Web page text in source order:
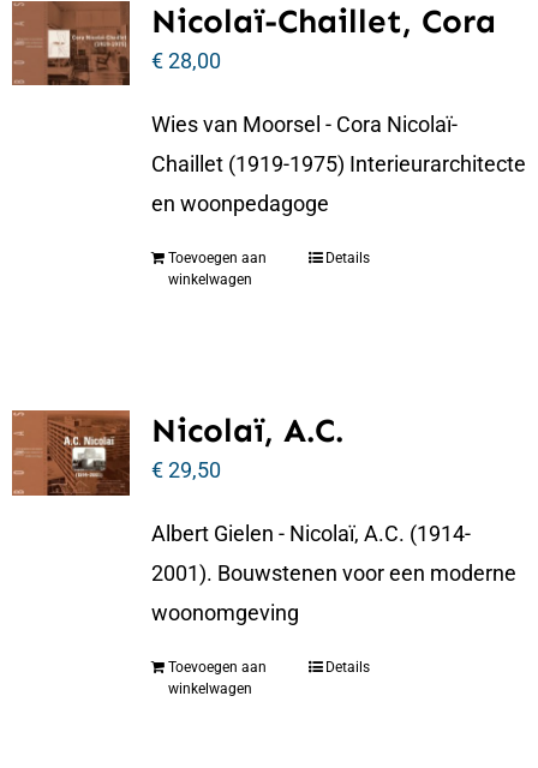
Nicolaï-Chaillet, Cora
€28,00
Wies van Moorsel - Cora Nicolaï-
Chaillet (1919-1975) Interieurarchitecte
en woonpedagoge
Toevoegen aan
winkelwagen
Details
Nicolaï, A.C.
€29,50
Albert Gielen - Nicolaï, A.C. (1914-
2001). Bouwstenen voor een moderne
woonomgeving
Toevoegen aan
winkelwagen
Details